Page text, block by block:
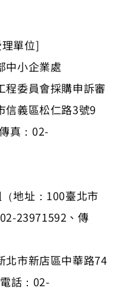
單位]
中小企業處
程委員會採購申訴審
信義區松仁路3號9
真：02-
地址：100臺北市
23971592、傳
北市新店區中華路74
話：02-